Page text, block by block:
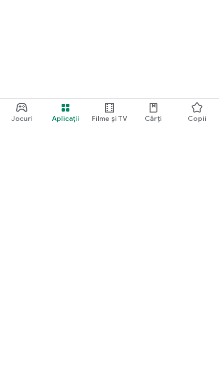
Jocuri Aplicații Filme și TV Cărți Copii